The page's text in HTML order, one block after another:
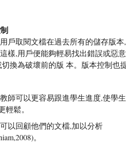
戶取閱文檔在過去所有的儲存版
樣,用戶便能夠輕易找出錯誤或惡
換為破壞前的版 本。版本控制也
師可以更容易跟進學生進度,使學
輕鬆。
以回顧他們的文檔,加以分析
。